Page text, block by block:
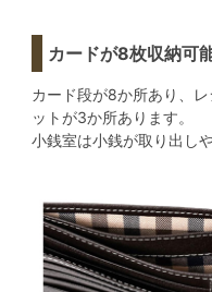
カードが8枚収納可
カード段が8か所あり、
ットが3か所あります。
小銭室は小銭が取り出し